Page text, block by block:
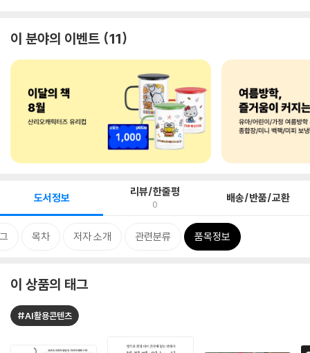
이 분야의 이벤트 11
도서정보 리뷰/한줄평
0 배송/반품/교환
목차 저자 소개 관련분류 품목정보
이 상품의 태그
#AI활용콘텐츠